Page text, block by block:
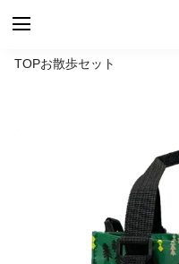
TOPお散歩セット